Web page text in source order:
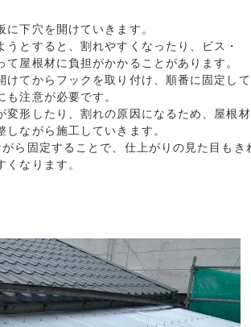
下穴を開けていきます。
うとすると、割れやすくなったり、ビス・
て屋根材に負担がかかることがあります。
けてからフックを取り付け、順番に固定して
も注意が必要です。
変形したり、割れの原因になるため、屋根
ながら施工していきます。
ら固定することで、仕上がりの見た目もき
なります。